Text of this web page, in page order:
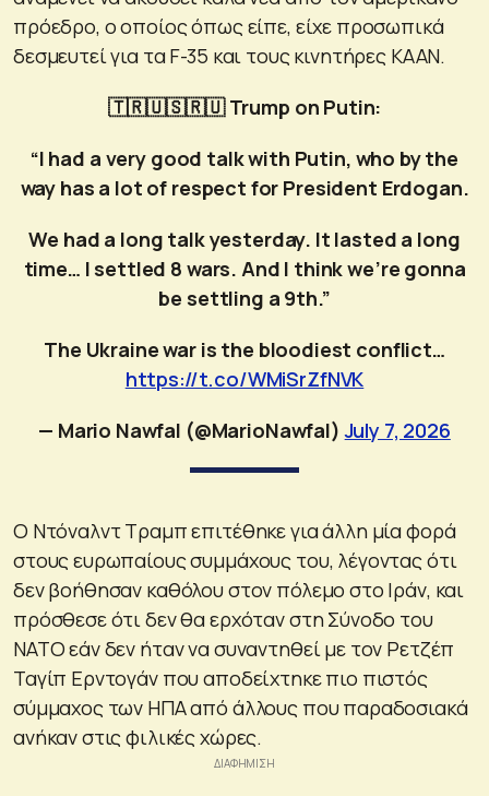
πρόεδρο, ο οποίος όπως είπε, είχε προσωπικά
δεσμευτεί για τα F-35 και τους κινητήρες ΚΑΑΝ.
🇹🇷🇺🇸🇷🇺 Trump on Putin:
“I had a very good talk with Putin, who by the
way has a lot of respect for President Erdogan.
We had a long talk yesterday. It lasted a long
time… I settled 8 wars. And I think we’re gonna
be settling a 9th.”
The Ukraine war is the bloodiest conflict…
https://t.co/WMiSrZfNVK
— Mario Nawfal (@MarioNawfal)July 7, 2026
Ο Ντόναλντ Τραμπ επιτέθηκε για άλλη μία φορά
στους ευρωπαίους συμμάχους του, λέγοντας ότι
δεν βοήθησαν καθόλου στον πόλεμο στο Ιράν, και
πρόσθεσε ότι δεν θα ερχόταν στη Σύνοδο του
ΝΑΤΟ εάν δεν ήταν να συναντηθεί με τον Ρετζέπ
Ταγίπ Ερντογάν που αποδείχτηκε πιο πιστός
σύμμαχος των ΗΠΑ από άλλους που παραδοσιακά
ανήκαν στις φιλικές χώρες.